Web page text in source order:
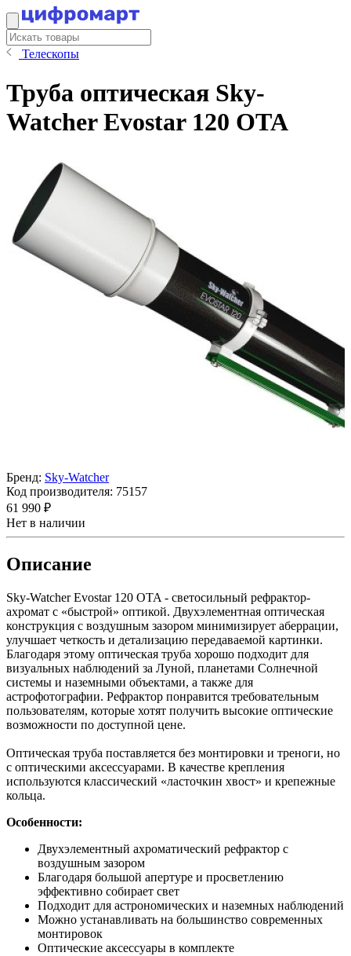
Телескопы
Труба оптическая Sky-
Watcher Evostar 120 OTA
Бренд: Sky-Watcher
Код производителя: 75157
61 990 ₽
Нет в наличии
Описание
Sky-Watcher Evostar 120 OTA - светосильный рефрактор-
ахромат с «быстрой» оптикой. Двухэлементная оптическая
конструкция с воздушным зазором минимизирует аберрации,
улучшает четкость и детализацию передаваемой картинки.
Благодаря этому оптическая труба хорошо подходит для
визуальных наблюдений за Луной, планетами Солнечной
системы и наземными объектами, а также для
астрофотографии. Рефрактор понравится требовательным
пользователям, которые хотят получить высокие оптические
возможности по доступной цене.
Оптическая труба поставляется без монтировки и треноги, но
с оптическими аксессуарами. В качестве крепления
используются классический «ласточкин хвост» и крепежные
кольца.
Особенности:
Двухэлементный ахроматический рефрактор с
воздушным зазором
Благодаря большой апертуре и просветлению
эффективно собирает свет
Подходит для астрономических и наземных наблюдений
Можно устанавливать на большинство современных
монтировок
Оптические аксессуары в комплекте